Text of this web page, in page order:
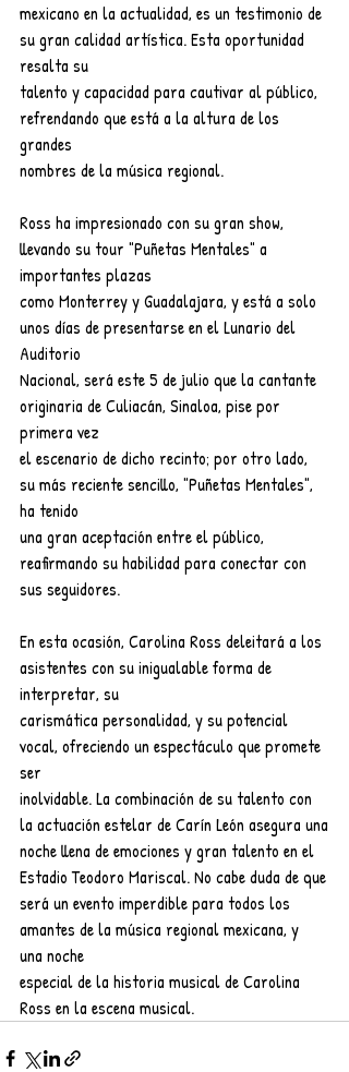
mexicano en la actualidad, es un testimonio de
su gran calidad artística. Esta oportunidad
resalta su
talento y capacidad para cautivar al público,
refrendando que está a la altura de los
grandes
nombres de la música regional.
Ross ha impresionado con su gran show,
llevando su tour "Puñetas Mentales" a
importantes plazas
como Monterrey y Guadalajara, y está a solo
unos días de presentarse en el Lunario del
Auditorio
Nacional, será este 5 de julio que la cantante
originaria de Culiacán, Sinaloa, pise por
primera vez
el escenario de dicho recinto; por otro lado,
su más reciente sencillo, "Puñetas Mentales",
ha tenido
una gran aceptación entre el público,
reafirmando su habilidad para conectar con
sus seguidores.
En esta ocasión, Carolina Ross deleitará a los
asistentes con su inigualable forma de
interpretar, su
carismática personalidad, y su potencial
vocal, ofreciendo un espectáculo que promete
ser
inolvidable. La combinación de su talento con
la actuación estelar de Carín León asegura una
noche llena de emociones y gran talento en el
Estadio Teodoro Mariscal. No cabe duda de que
será un evento imperdible para todos los
amantes de la música regional mexicana, y
una noche
especial de la historia musical de Carolina
Ross en la escena musical.